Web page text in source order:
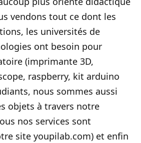
vendons tout ce dont les
les universités de
ont besoin pour
(imprimante 3D,
raspberry, kit arduino
nous sommes aussi
objets à travers notre
nos services sont
site youpilab.com) et enfin